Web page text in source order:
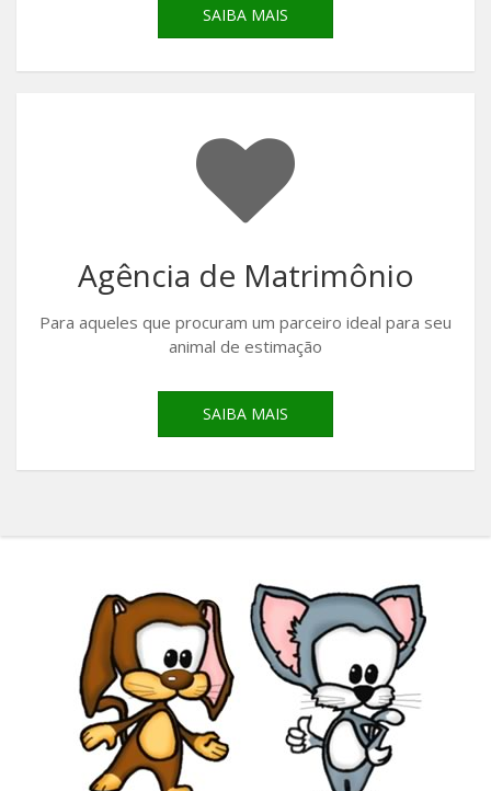
SAIBA MAIS
Agência de Matrimônio
Para aqueles que procuram um parceiro ideal para seu
animal de estimação
SAIBA MAIS